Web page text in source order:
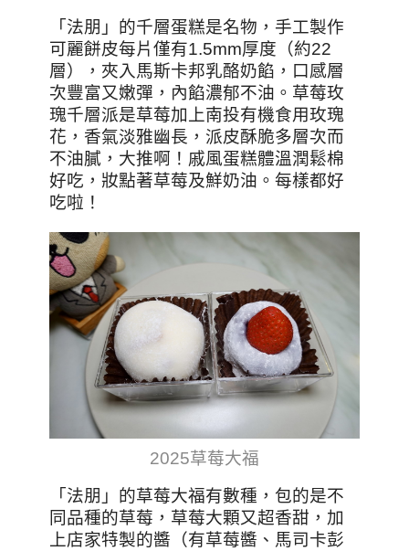
「法朋」的千層蛋糕是名物，手工製作
可麗餅皮每片僅有1.5mm厚度（約22
層），夾入馬斯卡邦乳酪奶餡，口感層
次豐富又嫩彈，內餡濃郁不油。草莓玫
瑰千層派是草莓加上南投有機食用玫瑰
花，香氣淡雅幽長，派皮酥脆多層次而
不油膩，大推啊！戚風蛋糕體溫潤鬆棉
好吃，妝點著草莓及鮮奶油。每樣都好
吃啦！
2025草莓大福
「法朋」的草莓大福有數種，包的是不
同品種的草莓，草莓大顆又超香甜， 加
上店家特製的醬（有草莓醬、馬司卡彭